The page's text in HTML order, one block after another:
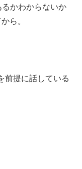
るかわからないか
ら。
前提に話している